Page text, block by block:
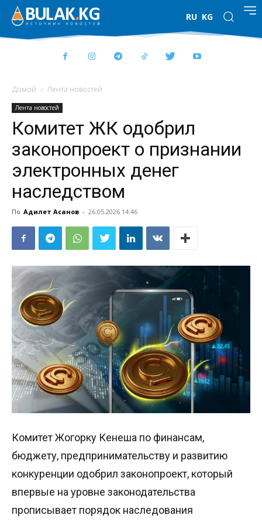
RU KG
Домой Лента новостей
Лента новостей
Комитет ЖК одобрил
законопроект о признании
электронных денег
наследством
По Адилет Асанов - 26.05.2026 14:46
Комитет Жогорку Кенеша по финансам,
бюджету, предпринимательству и развитию
конкуренции одобрил законопроект, который
впервые на уровне законодательства
прописывает порядок наследования